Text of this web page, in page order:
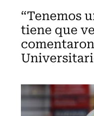
“Tenemos
tiene que